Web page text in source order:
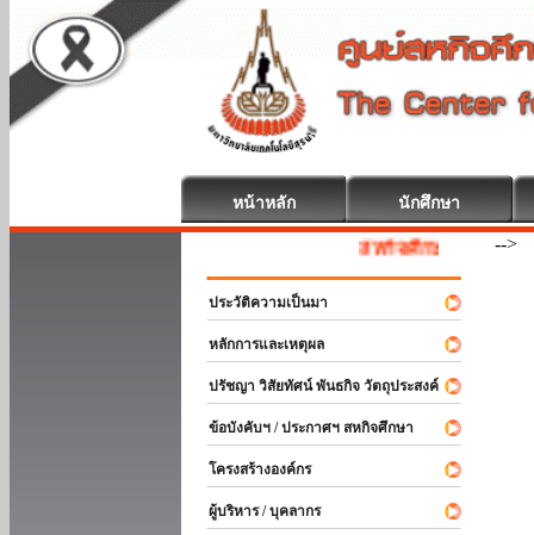
หน้าหลัก นักศึกษา
สหกิจศึกษา ยินดีต้อนรับ
ประวัติความเป็นมา
หลักการและเหตุผล
ปรัชญา วิสัยทัศน์ พันธกิจ วัตถุประสงค์
ข้อบังคับฯ / ประกาศฯ สหกิจศึกษา
โครงสร้างองค์กร
ผู้บริหาร / บุคลากร
-->